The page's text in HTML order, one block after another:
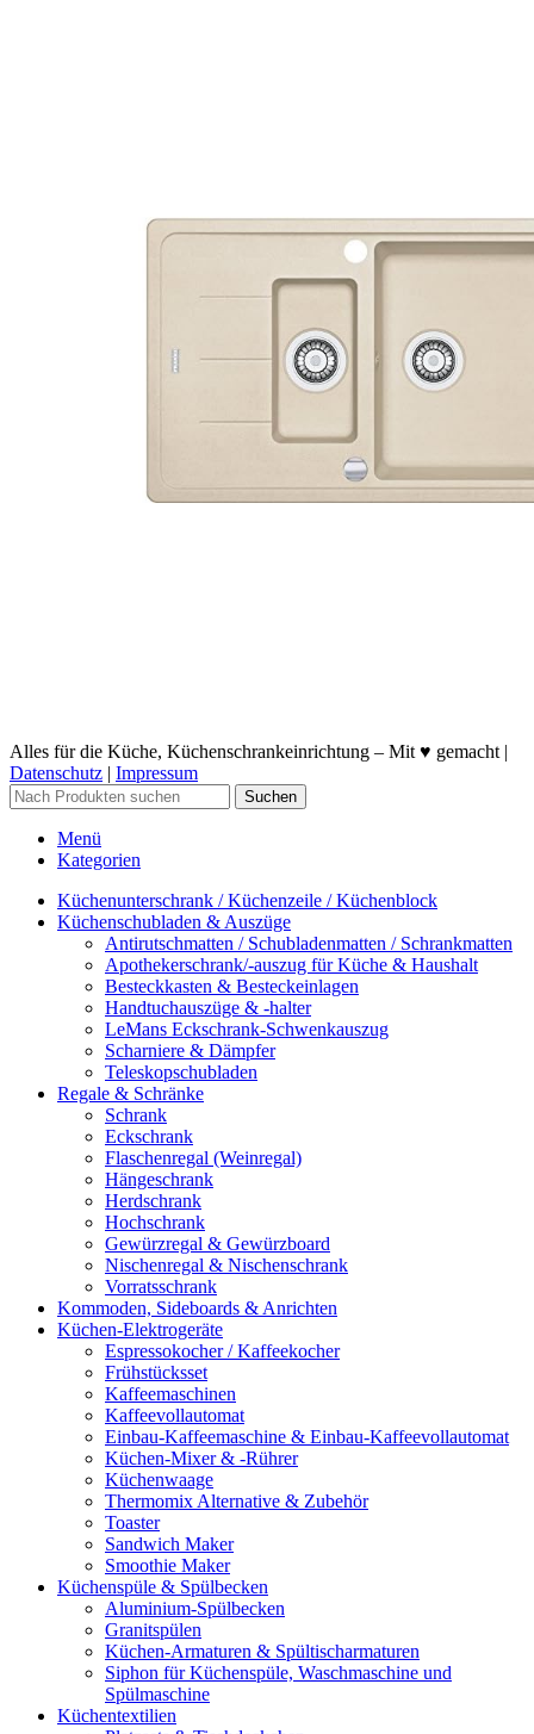
Alles für die Küche, Küchenschrankeinrichtung – Mit ♥ gemacht |
Datenschutz | Impressum
Suchen
Menü
Kategorien
Küchenunterschrank / Küchenzeile / Küchenblock
Küchenschubladen & Auszüge
Antirutschmatten / Schubladenmatten / Schrankmatten
Apothekerschrank/-auszug für Küche & Haushalt
Besteckkasten & Besteckeinlagen
Handtuchauszüge & -halter
LeMans Eckschrank-Schwenkauszug
Scharniere & Dämpfer
Teleskopschubladen
Regale & Schränke
Schrank
Eckschrank
Flaschenregal (Weinregal)
Hängeschrank
Herdschrank
Hochschrank
Gewürzregal & Gewürzboard
Nischenregal & Nischenschrank
Vorratsschrank
Kommoden, Sideboards & Anrichten
Küchen-Elektrogeräte
Espressokocher / Kaffeekocher
Frühstücksset
Kaffeemaschinen
Kaffeevollautomat
Einbau-Kaffeemaschine & Einbau-Kaffeevollautomat
Küchen-Mixer & -Rührer
Küchenwaage
Thermomix Alternative & Zubehör
Toaster
Sandwich Maker
Smoothie Maker
Küchenspüle & Spülbecken
Aluminium-Spülbecken
Granitspülen
Küchen-Armaturen & Spültischarmaturen
Siphon für Küchenspüle, Waschmaschine und
Spülmaschine
Küchentextilien